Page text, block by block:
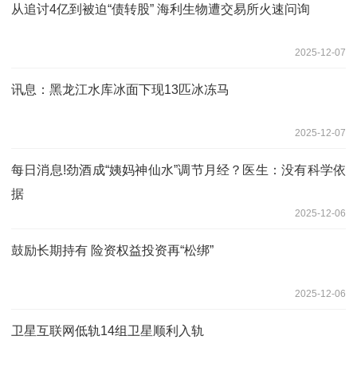
从追讨4亿到被迫“债转股” 海利生物遭交易所火速问询
2025-12-07
讯息：黑龙江水库冰面下现13匹冰冻马
2025-12-07
每日消息!​劲酒成“姨妈神仙水”调节月经？医生：没有科学依
据
2025-12-06
鼓励长期持有 险资权益投资再“松绑”
2025-12-06
卫星互联网低轨14组卫星顺利入轨